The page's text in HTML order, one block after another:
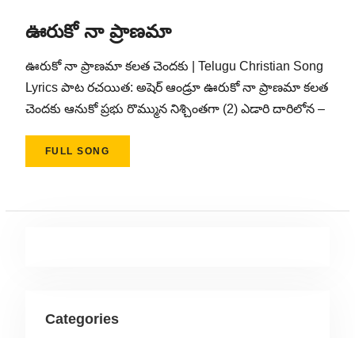
ఊరుకో నా ప్రాణమా
ఊరుకో నా ప్రాణమా కలత చెందకు | Telugu Christian Song
Lyrics పాట రచయిత: అషెర్ ఆండ్రూ ఊరుకో నా ప్రాణమా కలత
చెందకు ఆనుకో ప్రభు రొమ్మున నిశ్చింతగా (2) ఎడారి దారిలోన‌‌‌ –
FULL SONG
Categories